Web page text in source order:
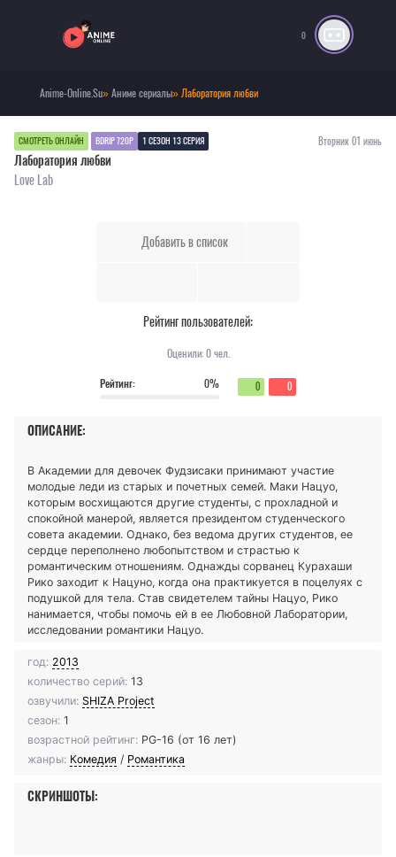
0
Anime-Online.Su»Аниме сериалы» Лаборатория любви
СМОТРЕТЬ ОНЛАЙН BDRIP 720P 1 СЕЗОН 13 СЕРИЯ Вторник 01 июнь
Лаборатория любви
Love Lab
Добавить в список
Рейтинг пользователей:
Оценили:0чел.
Рейтинг:
0% 0 0
ОПИСАНИЕ:
В Академии для девочек Фудзисаки принимают участие
молодые леди из старых и почетных семей. Маки Нацуо,
которым восхищаются другие студенты, с прохладной и
спокойной манерой, является президентом студенческого
совета академии. Однако, без ведома других студентов, ее
сердце переполнено любопытством и страстью к
романтическим отношениям. Однажды сорванец Курахаши
Рико заходит к Нацуно, когда она практикуется в поцелуях с
подушкой для тела. Став свидетелем тайны Нацуо, Рико
нанимается, чтобы помочь ей в ее Любовной Лаборатории,
исследовании романтики Нацуо.
год: 2013
количество серий: 13
озвучили: SHIZA Project
сезон: 1
возрастной рейтинг: PG-16 (от 16 лет)
жанры: Комедия / Романтика
СКРИНШОТЫ: